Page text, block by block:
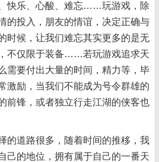
快乐、心酸、难忘……玩游戏，除
的投入，朋友的情谊，决定正确与
候，让我们难忘其实更多的是无
不仅限于装备……若玩游戏追求天
需要付出大量的时间，精力等，毕
激励，当我们不能成为号令群雄的
前锋，或者独立行走江湖的侠客也
的道路很多，随着时间的推移，我
己的地位，拥有属于自己的一番天